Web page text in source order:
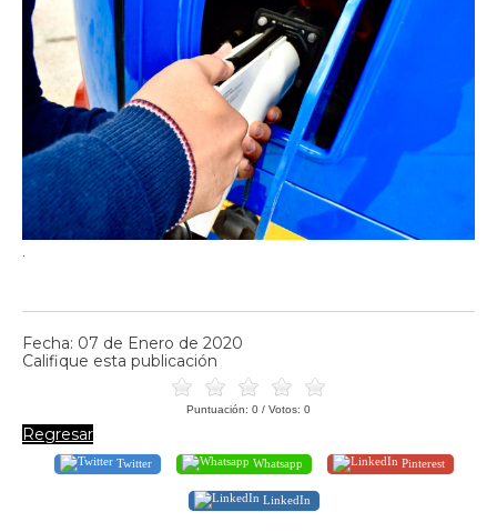
.
Fecha: 07 de Enero de 2020
Califique esta publicación
Puntuación: 0 / Votos: 0
Regresar
Twitter Whatsapp Pinterest
LinkedIn